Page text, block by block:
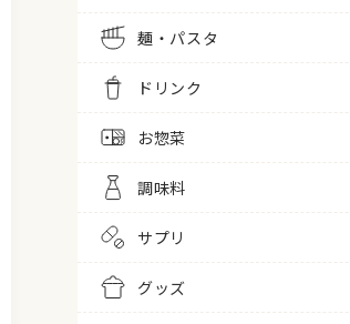
麺・パスタ
ドリンク
お惣菜
調味料
サプリ
グッズ